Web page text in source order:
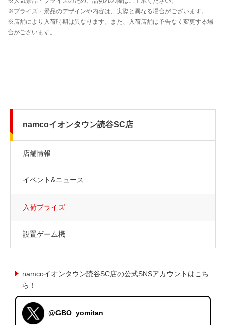
namcoイオンタウン読谷SC店
店舗情報
イベント&ニュース
入荷プライズ
設置ゲーム機
namcoイオンタウン読谷SC店の公式SNSアカウントはこち
ら！
@GBO_yomitan